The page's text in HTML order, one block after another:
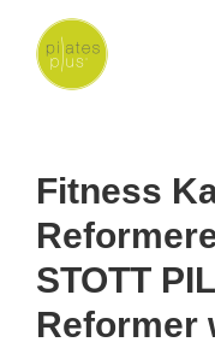
Fitness
STOTT
Reformer